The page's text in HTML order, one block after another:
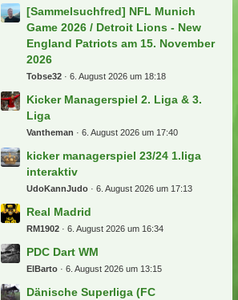
Bahn - Sparfred" Aktionen und
Gutscheine
podollski92
Der tooor Laberfred
Transfers, Gerüchte und
Diskussionen
Kinder im Stadion
kleemarco 6. August 2026 um 19:31
Oasis Tour
Icke85 6. August 2026 um 19:16
Sammelsuchfred Darts WM 26/27 -
Ally Pally